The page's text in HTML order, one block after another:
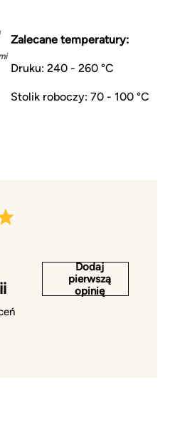
Zalecane temperatury:
Druku: 240 - 260 °C
Stolik roboczy: 70 - 100 °C
Dodaj
pierwszą
opinię